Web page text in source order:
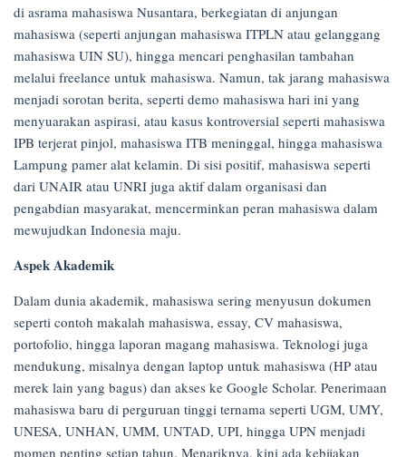
di asrama mahasiswa Nusantara, berkegiatan di anjungan
mahasiswa (seperti anjungan mahasiswa ITPLN atau gelanggang
mahasiswa UIN SU), hingga mencari penghasilan tambahan
melalui freelance untuk mahasiswa. Namun, tak jarang mahasiswa
menjadi sorotan berita, seperti demo mahasiswa hari ini yang
menyuarakan aspirasi, atau kasus kontroversial seperti mahasiswa
IPB terjerat pinjol, mahasiswa ITB meninggal, hingga mahasiswa
Lampung pamer alat kelamin. Di sisi positif, mahasiswa seperti
dari UNAIR atau UNRI juga aktif dalam organisasi dan
pengabdian masyarakat, mencerminkan peran mahasiswa dalam
mewujudkan Indonesia maju.
Aspek Akademik
Dalam dunia akademik, mahasiswa sering menyusun dokumen
seperti contoh makalah mahasiswa, essay, CV mahasiswa,
portofolio, hingga laporan magang mahasiswa. Teknologi juga
mendukung, misalnya dengan laptop untuk mahasiswa (HP atau
merek lain yang bagus) dan akses ke Google Scholar. Penerimaan
mahasiswa baru di perguruan tinggi ternama seperti UGM, UMY,
UNESA, UNHAN, UMM, UNTAD, UPI, hingga UPN menjadi
momen penting setiap tahun. Menariknya, kini ada kebijakan